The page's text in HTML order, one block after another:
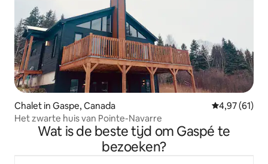
Chalet in Gaspe, Canada Gemiddelde
4,97 (61)
Het zwarte huis van Pointe-Navarre
Wat is de beste tijd om Gaspé te
bezoeken?